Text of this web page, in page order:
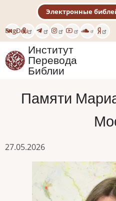
основному
содержанию
EngDeu
Электронные
Институт
Перевода
Библии
Памяти
27.05.2026